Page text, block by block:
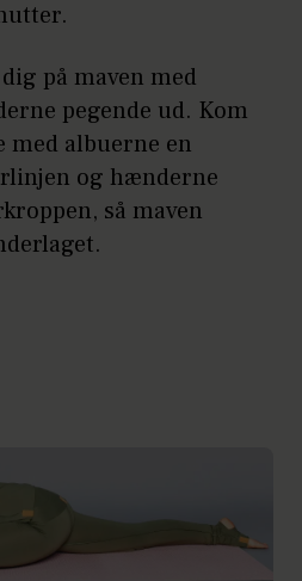
på maven med
pegende ud. Kom
med albuerne en
og hænderne
så maven